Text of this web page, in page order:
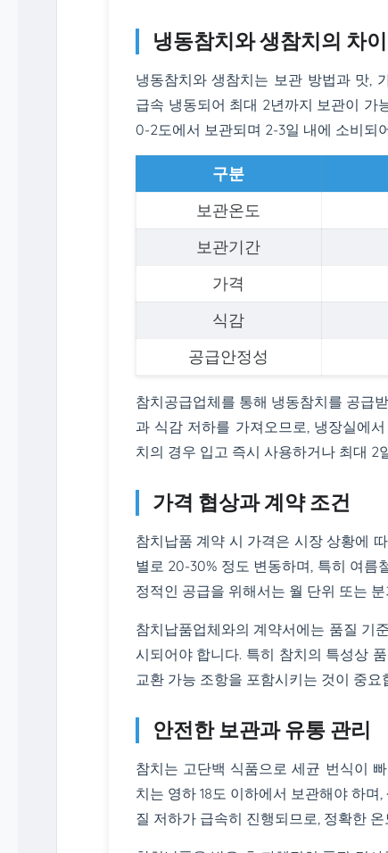
냉동참치와 생참치의 차
냉동참치와 생참치는 보관 방법과 맛,
급속 냉동되어 최대 2년까지 보관이 가
0-2도에서 보관되며 2-3일 내에 소비되
구분
보관온도
보관기간
가격
식감
공급안정성
참치공급업체를 통해 냉동참치를 공급
과 식감 저하를 가져오므로, 냉장실에
치의 경우 입고 즉시 사용하거나 최대 2
가격 협상과 계약 조건
참치납품 계약 시 가격은 시장 상황에
별로 20-30% 정도 변동하며, 특히 여름
정적인 공급을 위해서는 월 단위 또는
참치납품업체와의 계약서에는 품질 기
시되어야 합니다. 특히 참치의 특성상
교환 가능 조항을 포함시키는 것이 중요
안전한 보관과 유통 관리
참치는 고단백 식품으로 세균 번식이
치는 영하 18도 이하에서 보관해야 하
질 저하가 급속히 진행되므로, 정확한